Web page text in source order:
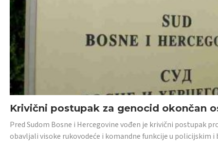
Krivični postupak za genocid okončan
Pred Sudom Bosne i Hercegovine vođen je krivični postupak
obavljali visoke rukovodeće i komandne funkcije u policijskim